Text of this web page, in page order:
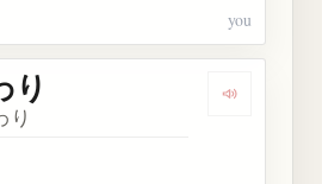
you
Dengarkan
り
り